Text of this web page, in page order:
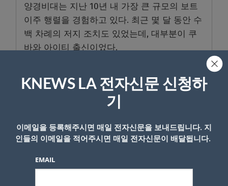
양경비대는 지난 10년 내 가장 큰 규모의 보트
이주 행렬을 경험하고 있다. 최근 몇 달 동안 수
백 차례의 저지 조치도 있었는데, 대부분이 쿠
바와 아이티 출신이었다.
- Copyright © KNEWSLA.COM, 무단 전재 및 재배포 금지
답글 남기기
KNEWS LA 전자신문 신청하
기
이메일을 등록해주시면 매일 전자신문을 보내드립니다. 지
인들의 이메일을 적어주시면 매일 전자신문이 배달됩니다.
EMAIL